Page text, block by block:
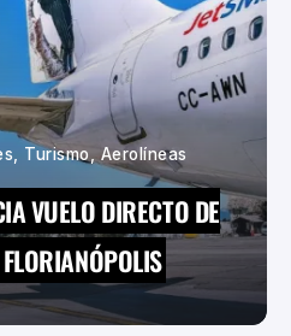
Turismo, Aerolíneas
VUELO DIRECTO DE